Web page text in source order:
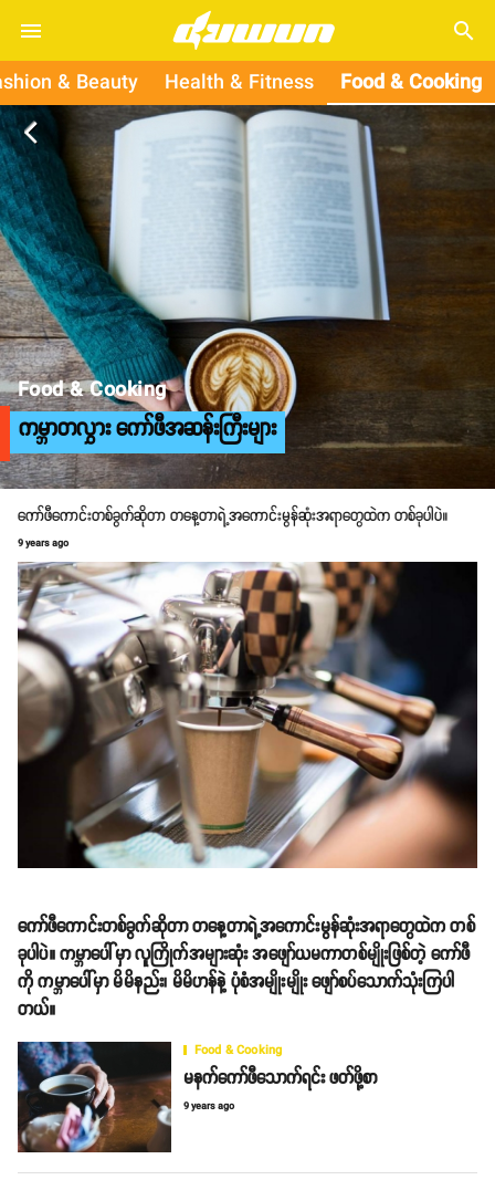
search
& Beauty Health & Fitness Food & Cooking
arrow_back_ios
Food & Cooking
ကမ္ဘာတလွှား ကော်ဖီအဆန်းကြီးများ
ကော်ဖီကောင်းတစ်ခွက်ဆိုတာ တနေ့တာရဲ့အကောင်းမွန်ဆုံးအရာတွေထဲက တစ်ခုပါပဲ။
9 years ago
ကော်ဖီကောင်းတစ်ခွက်ဆိုတာ တနေ့တာရဲ့အကောင်းမွန်ဆုံးအရာတွေထဲက တစ်
ခုပါပဲ။ ကမ္ဘာပေါ်မှာ လူကြိုက်အများဆုံး အဖျော်ယမကာတစ်မျိုးဖြစ်တဲ့ ကော်ဖီ
ကို ကမ္ဘာပေါ်မှာ မိမိနည်း၊ မိမိဟန်နဲ့ ပုံစံအမျိုးမျိုး ဖျော်စပ်သောက်သုံးကြပါ
တယ်။
Food & Cooking
မနက်ကော်ဖီသောက်ရင်း ဖတ်ဖို့စာ
9 years ago